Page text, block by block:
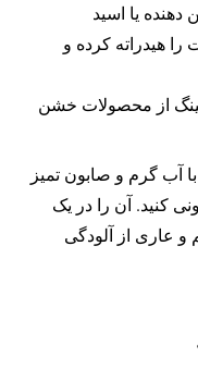
یا اسید
را هیدراته کرده و
از محصولات خشن
آب گرم و صابون تمیز
کنید. آن را در یک
و عاری از آلودگی